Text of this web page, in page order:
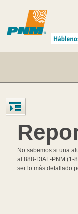
No sabemos si una
al 888-DIAL-PNM (1-
ser lo más detallado